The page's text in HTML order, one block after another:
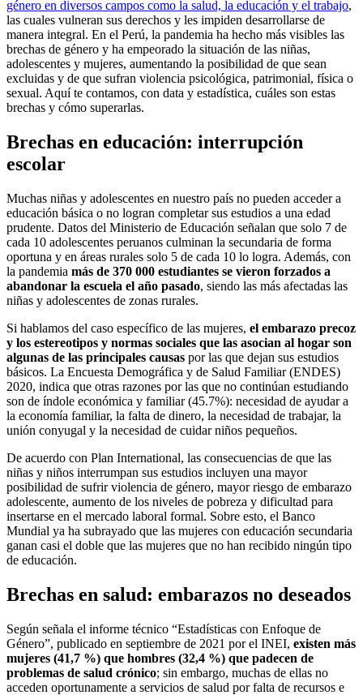
género en diversos campos como la salud, la educación y el trabajo,
las cuales vulneran sus derechos y les impiden desarrollarse de
manera integral. En el Perú, la pandemia ha hecho más visibles las
brechas de género y ha empeorado la situación de las niñas,
adolescentes y mujeres, aumentando la posibilidad de que sean
excluidas y de que sufran violencia psicológica, patrimonial, física o
sexual. Aquí te contamos, con data y estadística, cuáles son estas
brechas y cómo superarlas.
Brechas en educación: interrupción
escolar
Muchas niñas y adolescentes en nuestro país no pueden acceder a
educación básica o no logran completar sus estudios a una edad
prudente. Datos del Ministerio de Educación señalan que solo 7 de
cada 10 adolescentes peruanos culminan la secundaria de forma
oportuna y en áreas rurales solo 5 de cada 10 lo logra. Además, con
la pandemia más de 370 000 estudiantes se vieron forzados a
abandonar la escuela el año pasado, siendo las más afectadas las
niñas y adolescentes de zonas rurales.
Si hablamos del caso específico de las mujeres, el embarazo precoz
y los estereotipos y normas sociales que las asocian al hogar son
algunas de las principales causas por las que dejan sus estudios
básicos. La Encuesta Demográfica y de Salud Familiar (ENDES)
2020, indica que otras razones por las que no continúan estudiando
son de índole económica y familiar (45.7%): necesidad de ayudar a
la economía familiar, la falta de dinero, la necesidad de trabajar, la
unión conyugal y la necesidad de cuidar niños pequeños.
De acuerdo con Plan International, las consecuencias de que las
niñas y niños interrumpan sus estudios incluyen una mayor
posibilidad de sufrir violencia de género, mayor riesgo de embarazo
adolescente, aumento de los niveles de pobreza y dificultad para
insertarse en el mercado laboral formal. Sobre esto, el Banco
Mundial ya ha subrayado que las mujeres con educación secundaria
ganan casi el doble que las mujeres que no han recibido ningún tipo
de educación.
Brechas en salud: embarazos no deseados
Según señala el informe técnico “Estadísticas con Enfoque de
Género”, publicado en septiembre de 2021 por el INEI, existen más
mujeres (41,7 %) que hombres (32,4 %) que padecen de
problemas de salud crónico; sin embargo, muchas de ellas no
acceden oportunamente a servicios de salud por falta de recursos e